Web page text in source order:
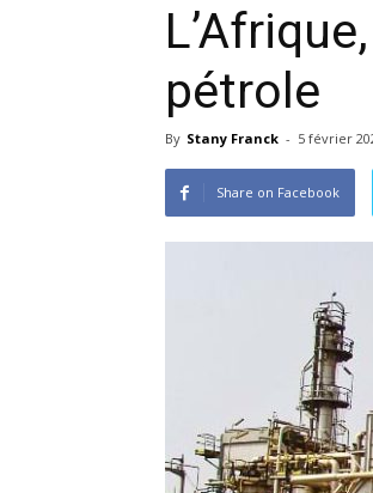
pétrole
By Stany Franck - 5 février
Share on Facebook